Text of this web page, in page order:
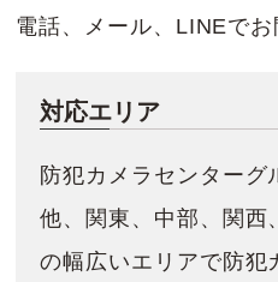
電話、メール、LINEでお
対応エリア
防犯カメラセンターグ
他、関東、中部、関西
の幅広いエリアで防犯